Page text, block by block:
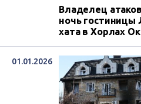
Владелец
ночь гостиницы
хата в Хорлах
2022 году.
там работать,
обслуживать им
исключительно
этом месте,
01.01.2026